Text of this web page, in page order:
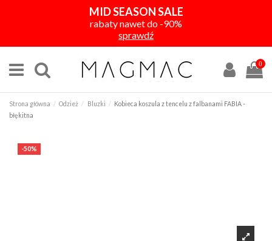
MID SEASON SALE
rabaty nawet do -90%
sprawdź
0
Strona główna Odzież Bluzki
Kobieca koszula z tencelu z falbanami FABIA -
błękitna
-50%